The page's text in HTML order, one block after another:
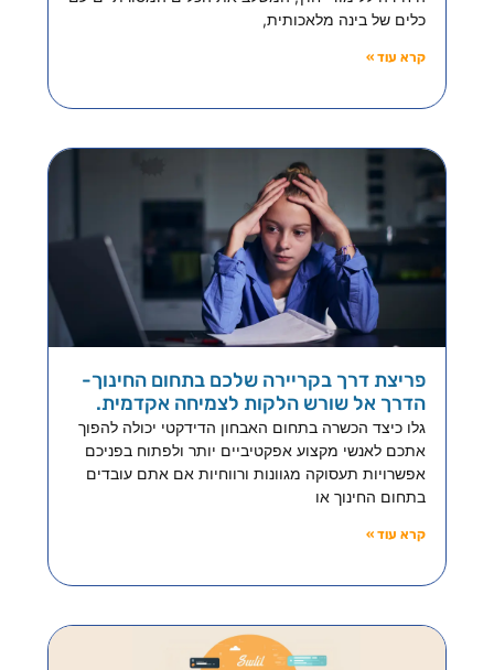
כלים של בינה מלאכותית,
קרא עוד »
פריצת דרך בקריירה שלכם בתחום החינוך-
הדרך אל שורש הלקות לצמיחה אקדמית.
גלו כיצד הכשרה בתחום האבחון הדידקטי יכולה להפוך
אתכם לאנשי מקצוע אפקטיביים יותר ולפתוח בפניכם
אפשרויות תעסוקה מגוונות ורווחיות אם אתם עובדים
בתחום החינוך או
קרא עוד »